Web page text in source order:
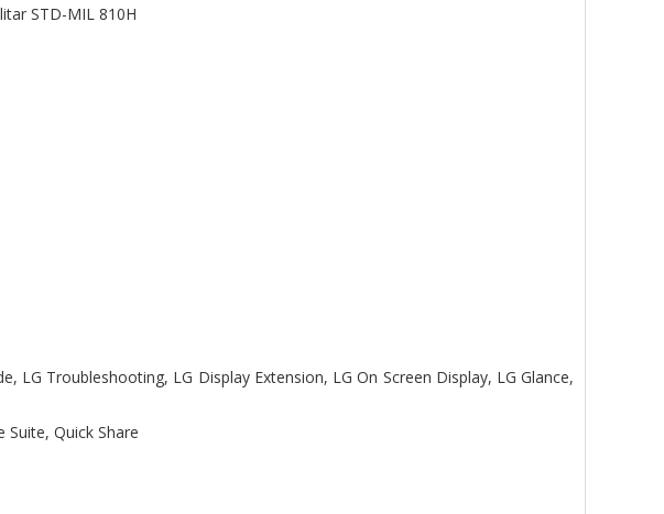
STD-MIL 810H
LG Troubleshooting, LG Display Extension, LG On Screen Display, LG Glance,
Quick Share